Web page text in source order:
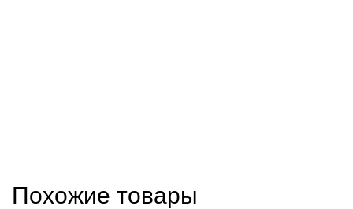
Похожие товары